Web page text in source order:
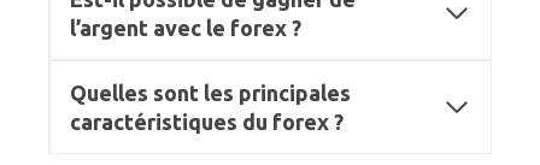
l’argent avec le forex ?
Quelles sont les principales
caractéristiques du forex ?